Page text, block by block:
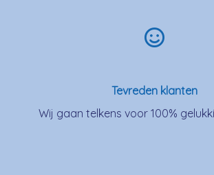
Tevreden klanten
Wij gaan telkens voor 100%